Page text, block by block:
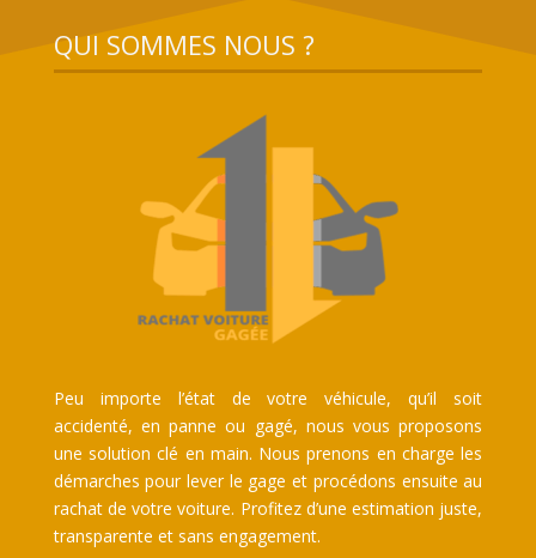
QUI SOMMES NOUS ?
Peu importe l’état de votre véhicule, qu’il soit
accidenté, en panne ou gagé, nous vous proposons
une solution clé en main. Nous prenons en charge les
démarches pour lever le gage et procédons ensuite au
rachat de votre voiture. Profitez d’une estimation juste,
transparente et sans engagement.